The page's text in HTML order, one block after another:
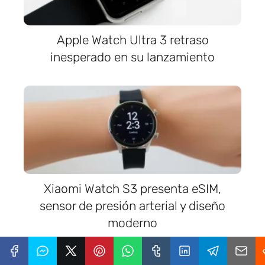
Apple Watch Ultra 3 retraso
inesperado en su lanzamiento
Xiaomi Watch S3 presenta eSIM,
sensor de presión arterial y diseño
moderno